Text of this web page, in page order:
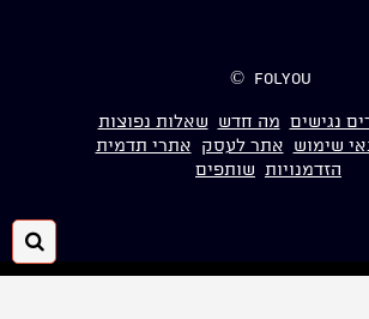
folyou ©
נגישים מה חדש שאלות נפוצות
שימוש אתר לעסק אתרי תדמית
הזדמנויות שותפים